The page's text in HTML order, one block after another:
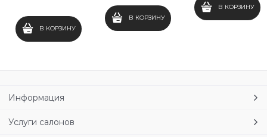
В КОРЗИНУ
В КОРЗИНУ
В КОРЗИНУ
Информация
Услуги салонов